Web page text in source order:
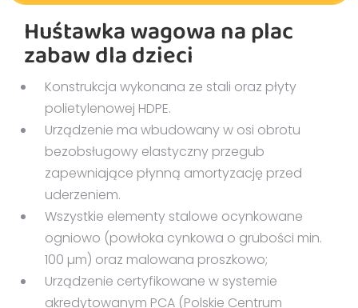
Pliki DXF/DWG 2236/2236A
Pliki FBX hus/w1
Pliki FBX hus/w2
Pliki OBJ hus/w1
Pliki OBJ hus/w2
Huśtawka wagowa na plac
zabaw dla dzieci
Konstrukcja wykonana ze stali oraz płyty
polietylenowej HDPE.
Urządzenie ma wbudowany w osi obrotu
bezobsługowy elastyczny przegub
zapewniające płynną amortyzację przed
uderzeniem.
Wszystkie elementy stalowe ocynkowane
ogniowo (powłoka cynkowa o grubości min.
100 µm) oraz malowana proszkowo;
Urządzenie certyfikowane w systemie
akredytowanym PCA (Polskie Centrum